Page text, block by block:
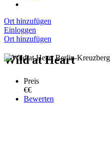
Ort hinzufügen
Einloggen
Ort hinzufügen
Wild at Heart
Preis
€€
Bewerten